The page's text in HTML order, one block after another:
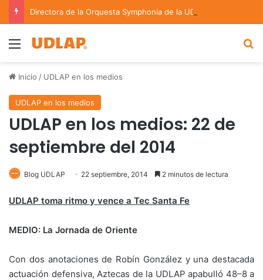
Menu
Inicio / UDLAP en los medios
UDLAP en los medios
UDLAP en los medios: 22 de
septiembre del 2014
Blog UDLAP 22 septiembre, 2014 2 minutos de lectura
UDLAP toma ritmo y vence a Tec Santa Fe
MEDIO: La Jornada de Oriente
Con dos anotaciones de Robín González y una destacada
actuación defensiva, Aztecas de la UDLAP apabulló 48–8 a